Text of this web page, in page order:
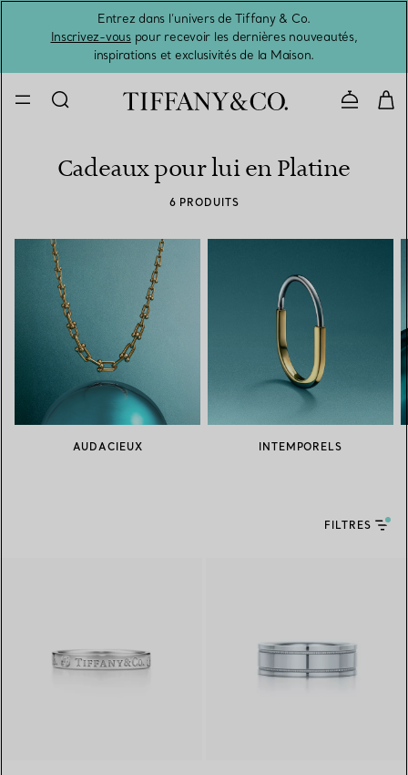
Entrez dans l’univers de Tiffany & Co.
Inscrivez-vouspour recevoir les dernières nouveautés,
inspirations et exclusivités de la Maison.
Cadeaux pour lui en Platine
6 PRODUITS
AUDACIEUX INTEMPORELS
FILTRES